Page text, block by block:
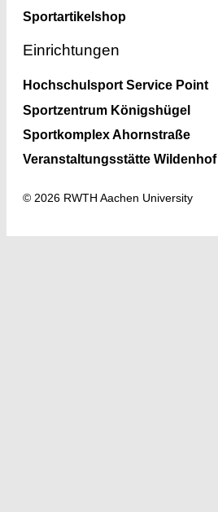
Sportartikelshop
Einrichtungen
Hochschulsport Service Point
Sportzentrum Königshügel
Sportkomplex Ahornstraße
Veranstaltungsstätte Wildenhof
© 2026 RWTH Aachen University